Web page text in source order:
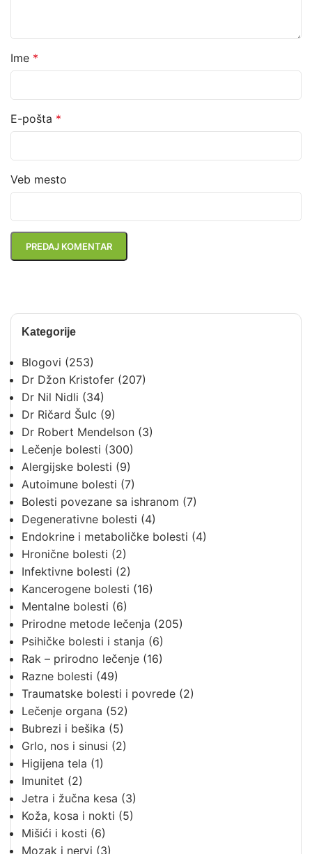
Kategorije
Blogovi (253)
Dr Džon Kristofer (207)
Dr Nil Nidli (34)
Dr Ričard Šulc (9)
Dr Robert Mendelson (3)
Lečenje bolesti (300)
Alergijske bolesti (9)
Autoimune bolesti (7)
Bolesti povezane sa ishranom (7)
Degenerativne bolesti (4)
Endokrine i metaboličke bolesti (4)
Hronične bolesti (2)
Infektivne bolesti (2)
Kancerogene bolesti (16)
Mentalne bolesti (6)
Prirodne metode lečenja (205)
Psihičke bolesti i stanja (6)
Rak – prirodno lečenje (16)
Razne bolesti (49)
Traumatske bolesti i povrede (2)
Lečenje organa (52)
Bubrezi i bešika (5)
Grlo, nos i sinusi (2)
Higijena tela (1)
Imunitet (2)
Jetra i žučna kesa (3)
Koža, kosa i nokti (5)
Mišići i kosti (6)
Mozak i nervi (3)
Ime *
E-pošta *
Veb mesto